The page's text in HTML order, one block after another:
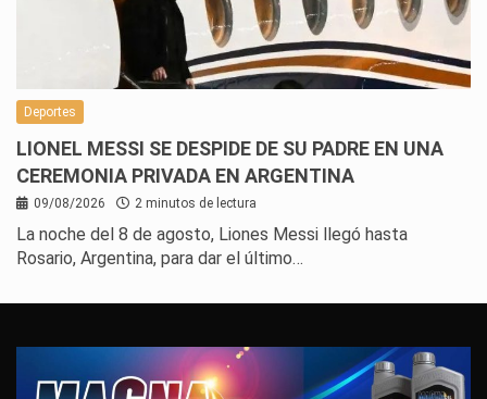
Deportes
LIONEL MESSI SE DESPIDE DE SU PADRE EN UNA
CEREMONIA PRIVADA EN ARGENTINA
09/08/2026 2 minutos de lectura
La noche del 8 de agosto, Liones Messi llegó hasta
Rosario, Argentina, para dar el último…